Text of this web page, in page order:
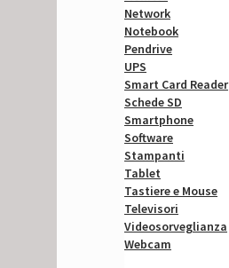
Network
Notebook
Pendrive
UPS
Smart Card Reader
Schede SD
Smartphone
Software
Stampanti
Tablet
Tastiere e Mouse
Televisori
Videosorveglianza
Webcam